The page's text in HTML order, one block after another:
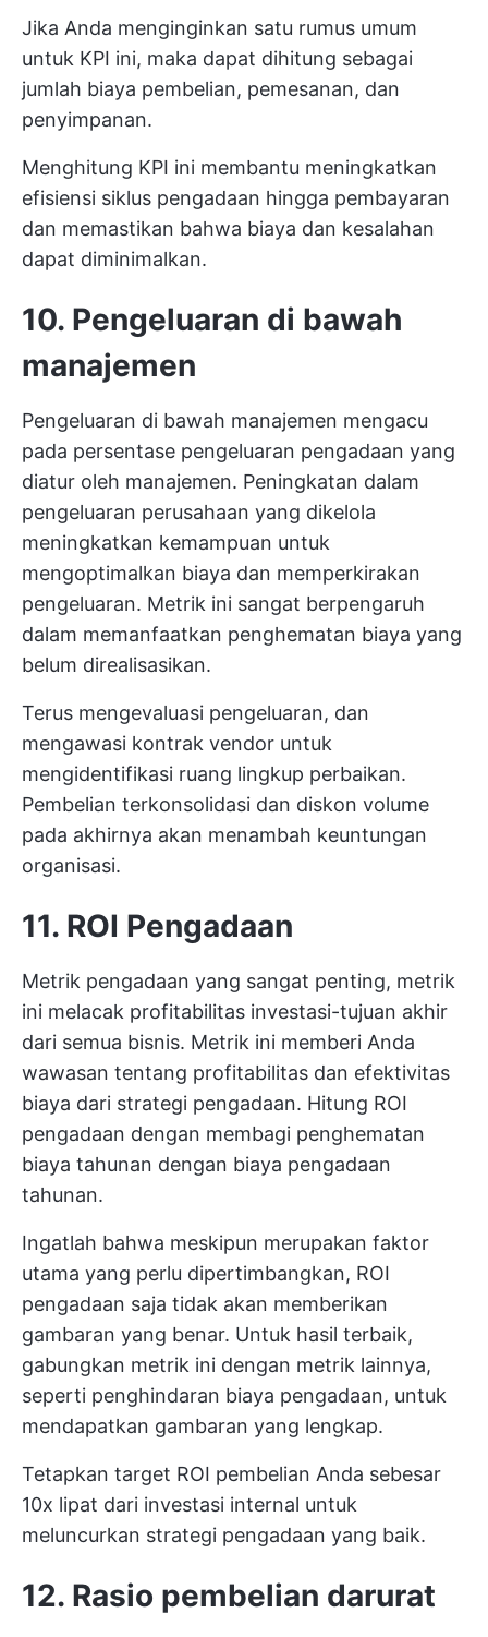
Jika Anda menginginkan satu rumus umum
untuk KPI ini, maka dapat dihitung sebagai
jumlah biaya pembelian, pemesanan, dan
penyimpanan.
Menghitung KPI ini membantu meningkatkan
efisiensi siklus pengadaan hingga pembayaran
dan memastikan bahwa biaya dan kesalahan
dapat diminimalkan.
10. Pengeluaran di bawah
manajemen
Pengeluaran di bawah manajemen mengacu
pada persentase pengeluaran pengadaan yang
diatur oleh manajemen. Peningkatan dalam
pengeluaran perusahaan yang dikelola
meningkatkan kemampuan untuk
mengoptimalkan biaya dan memperkirakan
pengeluaran. Metrik ini sangat berpengaruh
dalam memanfaatkan penghematan biaya yang
belum direalisasikan.
Terus mengevaluasi pengeluaran, dan
mengawasi kontrak vendor untuk
mengidentifikasi ruang lingkup perbaikan.
Pembelian terkonsolidasi dan diskon volume
pada akhirnya akan menambah keuntungan
organisasi.
11. ROI Pengadaan
Metrik pengadaan yang sangat penting, metrik
ini melacak profitabilitas investasi-tujuan akhir
dari semua bisnis. Metrik ini memberi Anda
wawasan tentang profitabilitas dan efektivitas
biaya dari strategi pengadaan. Hitung ROI
pengadaan dengan membagi penghematan
biaya tahunan dengan biaya pengadaan
tahunan.
Ingatlah bahwa meskipun merupakan faktor
utama yang perlu dipertimbangkan, ROI
pengadaan saja tidak akan memberikan
gambaran yang benar. Untuk hasil terbaik,
gabungkan metrik ini dengan metrik lainnya,
seperti penghindaran biaya pengadaan, untuk
mendapatkan gambaran yang lengkap.
Tetapkan target ROI pembelian Anda sebesar
10x lipat dari investasi internal untuk
meluncurkan strategi pengadaan yang baik.
12. Rasio pembelian darurat